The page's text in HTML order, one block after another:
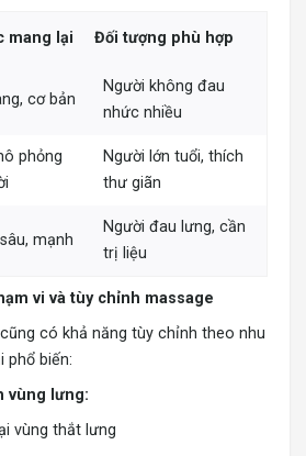
mang lại Đối tượng phù hợp
cơ bản
Người không đau
nhức nhiều
phỏng
Người lớn tuổi, thích
thư giãn
mạnh
Người đau lưng, cần
trị liệu
vi và tùy chỉnh massage
có khả năng tùy chỉnh theo nhu
phổ biến:
vùng lưng:
vùng thắt lưng